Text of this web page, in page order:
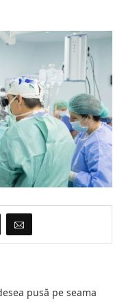
pusă pe seama